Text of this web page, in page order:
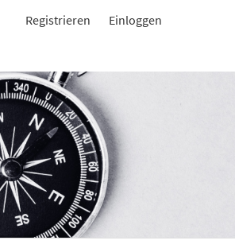
Registrieren Einloggen